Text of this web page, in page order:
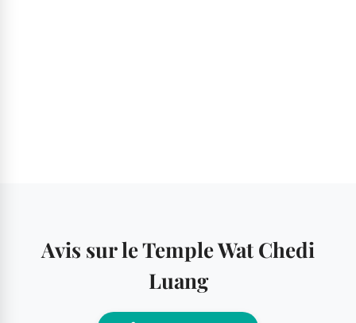
Avis sur le Temple Wat Chedi
Luang